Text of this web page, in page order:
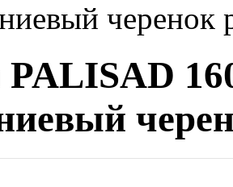
черенок